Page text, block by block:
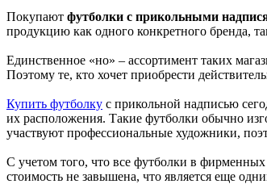
Покупают футболки с прикольными
продукцию как одного конкретного бренда,
Единственное «но» – ассортимент таких
Поэтому те, кто хочет приобрести
Купить футболку с прикольной надписью
их расположения. Такие футболки обычно
участвуют профессиональные художники,
С учетом того, что все футболки в
стоимость не завышена, что является еще